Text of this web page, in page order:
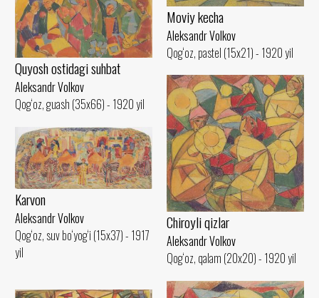
Moviy kecha
Aleksandr Volkov
Qog‘oz, pastel (15x21) - 1920 yil
Quyosh ostidagi suhbat
Aleksandr Volkov
Qog‘oz, guash (35x66) - 1920 yil
Chiroyli qizlar
Aleksandr Volkov
Qog‘oz, qalam (20x20) - 1920 yil
Karvon
Aleksandr Volkov
Qog‘oz, suv bo‘yog‘i (15x37) - 1917
yil